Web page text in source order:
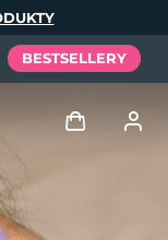
BESTSELLERY